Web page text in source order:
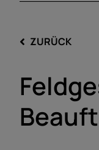
ZURÜCK